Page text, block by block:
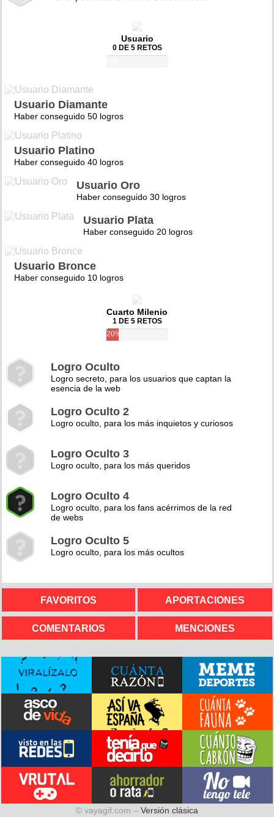
Usuario
0 DE 5 RETOS
Usuario Diamante
Haber conseguido 50 logros
Usuario Platino
Haber conseguido 40 logros
Usuario Oro
Haber conseguido 30 logros
Usuario Plata
Haber conseguido 20 logros
Usuario Bronce
Haber conseguido 10 logros
Cuarto Milenio
1 DE 5 RETOS
20%
Logro Oculto
Logro secreto, para los usuarios que captan la
esencia de la web
Logro Oculto 2
Logro oculto, para los más inquietos y curiosos
Logro Oculto 3
Logro oculto, para los más queridos
Logro Oculto 4
Logro oculto, para los fans acérrimos de la red
de webs
Logro Oculto 5
Logro oculto, para los más ocultos
FAVORITOS APORTACIONES
COMENTARIOS MENCIONES
© vayagif.com – Versión clásica